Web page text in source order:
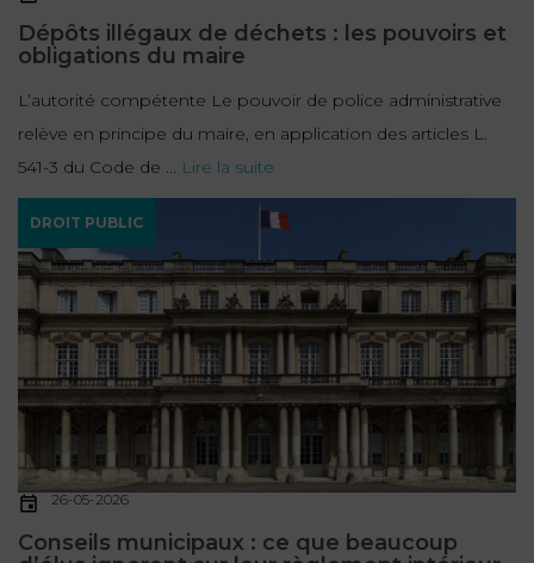
Dépôts illégaux de déchets : les pouvoirs et
obligations du maire
L’autorité compétente Le pouvoir de police administrative
relève en principe du maire, en application des articles L.
541-3 du Code de ... Lire la suite
DROIT PUBLIC
26-05-2026
Conseils municipaux : ce que beaucoup